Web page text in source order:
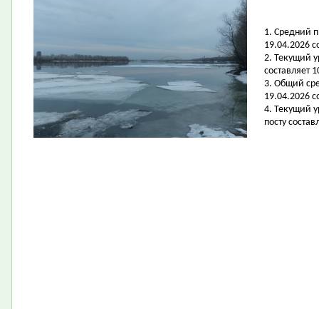
1. Средний
19.04.2026
2. Текущий
составляет
3. Общий
19.04.2026
4. Текущий
посту